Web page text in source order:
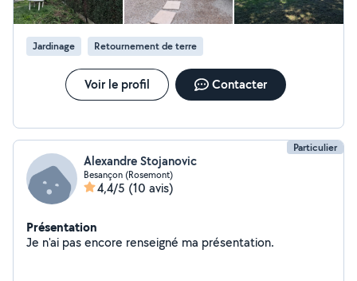
Jardinage Retournement de terre
Voir le profil Contacter
Particulier
Alexandre Stojanovic
Besançon (Rosemont)
4,4/5 (10 avis)
Présentation
Je n'ai pas encore renseigné ma présentation.